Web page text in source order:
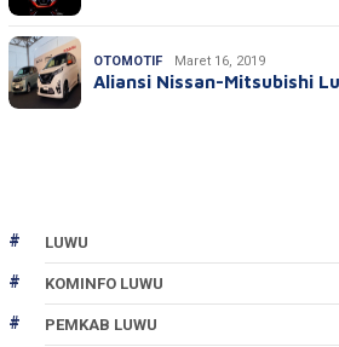
OTOMOTIF Maret 16, 2019
Aliansi Nissan-Mitsubishi
LUWU
KOMINFO LUWU
PEMKAB LUWU